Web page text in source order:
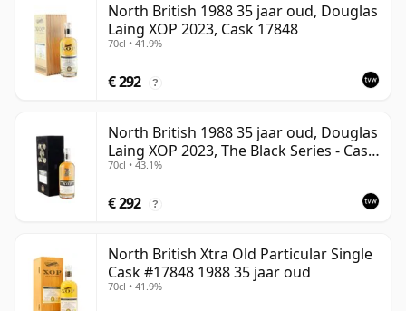
North British 1988 35 jaar oud, Douglas
Laing XOP 2023, Cask 17848
70cl • 41.9%
€ 292 ?
North British 1988 35 jaar oud, Douglas
Laing XOP 2023, The Black Series - Cask
18162
70cl • 43.1%
€ 292 ?
North British Xtra Old Particular Single
Cask #17848 1988 35 jaar oud
70cl • 41.9%